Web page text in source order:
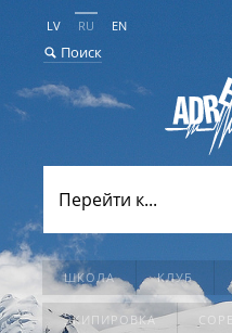
LV RU EN
Поиск
ШКОЛА КЛУБ
ЭКИПИРОВКА